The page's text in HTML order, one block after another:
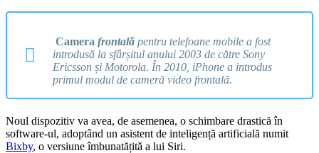
Camera frontală pentru telefoane mobile a fost
introdusă la sfârșitul anului 2003 de către Sony
Ericsson și Motorola. În 2010, iPhone a introdus
primul modul de cameră video frontală.
Noul dispozitiv va avea, de asemenea, o schimbare drastică în
software-ul, adoptând un asistent de inteligență artificială numit
Bixby, o versiune îmbunatățită a lui Siri.